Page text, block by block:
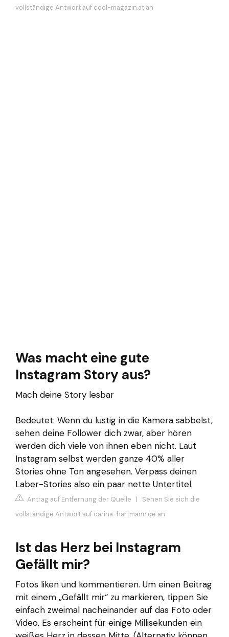
vollständige Antwort auf cool-magazin.at an
Was macht eine gute
Instagram Story aus?
Mach deine Story lesbar
Bedeutet: Wenn du lustig in die Kamera sabbelst,
sehen deine Follower dich zwar, aber hören
werden dich viele von ihnen eben nicht. Laut
Instagram selbst werden ganze 40% aller
Stories ohne Ton angesehen. Verpass deinen
Laber-Stories also ein paar nette Untertitel.
Antrag auf Entfernung der Quelle | Sehen Sie sich die
vollständige Antwort auf carina-hartmann.de an
Ist das Herz bei Instagram
Gefällt mir?
Fotos liken und kommentieren. Um einen Beitrag
mit einem „Gefällt mir“ zu markieren, tippen Sie
einfach zweimal nacheinander auf das Foto oder
Video. Es erscheint für einige Millisekunden ein